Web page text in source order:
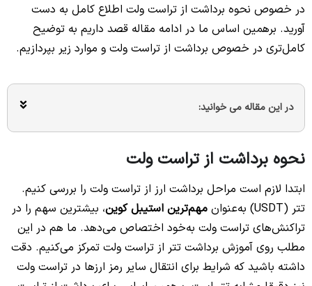
در خصوص نحوه برداشت از تراست ولت اطلاع کامل به دست
آورید. برهمین اساس ما در ادامه مقاله قصد داریم به توضیح
کامل‌تری در خصوص برداشت از تراست ولت و موارد زیر بپردازیم.
در این مقاله می خوانید:
نحوه برداشت از تراست ولت
ابتدا لازم است مراحل برداشت ارز از تراست ولت را بررسی کنیم.
تتر (USDT) به‌عنوان
مهم‌ترین استیبل کوین، بیشترین سهم را در
تراکنش‌های تراست ولت به‌خود اختصاص می‌دهد. ما هم در این
مطلب روی آموزش برداشت تتر از تراست ولت تمرکز می‌کنیم. دقت
داشته باشید که شرایط برای انتقال سایر رمز ارزها در تراست ولت